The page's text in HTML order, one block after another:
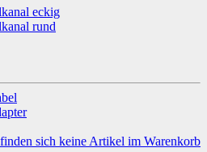
eckig
rund
sich keine Artikel im Warenkorb